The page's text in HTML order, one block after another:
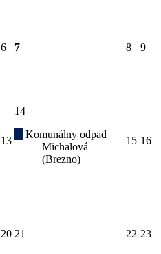
6 7 8 9
13
14
Komunálny odpad
Michalová
(Brezno)
15 16
20 21 22 23